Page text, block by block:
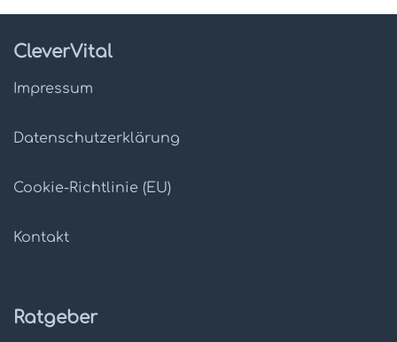
CleverVital
Impressum
Datenschutz­erklärung
Cookie-Richtlinie (EU)
Kontakt
Ratgeber